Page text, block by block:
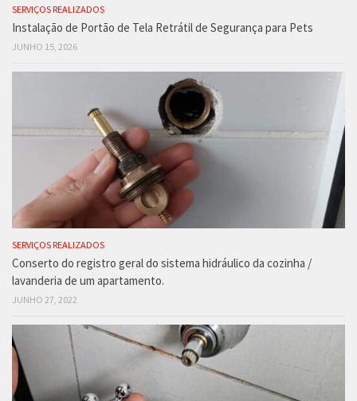
SERVIÇOS REALIZADOS
Instalação de Portão de Tela Retrátil de Segurança para Pets
JUNHO 15, 2026
SERVIÇOS REALIZADOS
Conserto do registro geral do sistema hidráulico da cozinha /
lavanderia de um apartamento.
JUNHO 27, 2022